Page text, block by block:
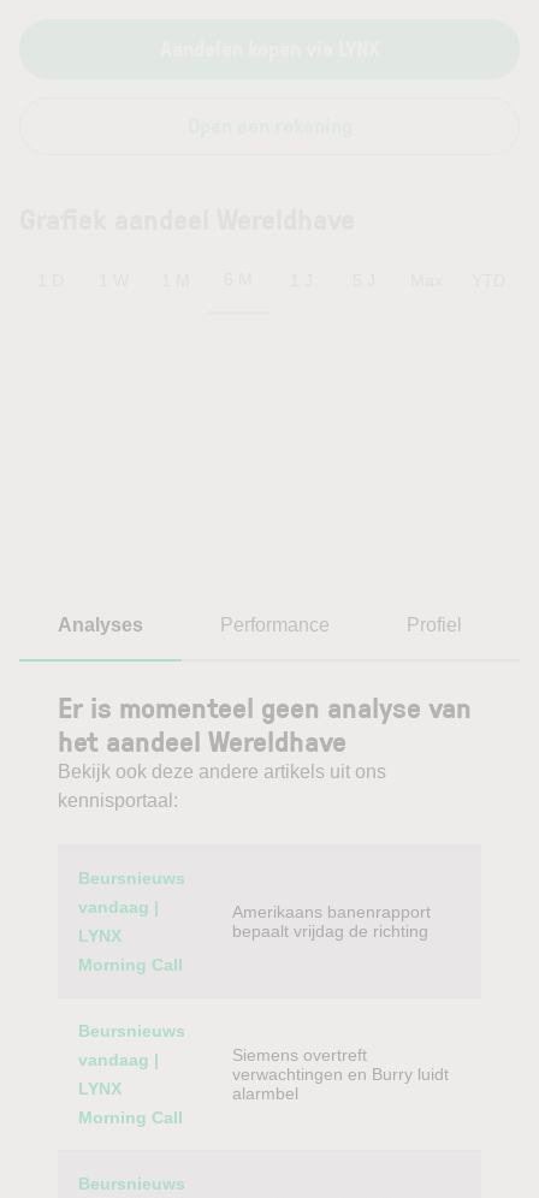
Analyses Performance Profiel
Er is momenteel geen analyse van
het aandeel Wereldhave
Bekijk ook deze andere artikels uit ons
kennisportaal:
Category
Beursnieuws
vandaag |
LYNX
Morning Call
Amerikaans banenrapport
bepaalt vrijdag de richting
Beursnieuws
vandaag |
LYNX
Morning Call
Siemens overtreft
verwachtingen en Burry luidt
alarmbel
Beursnieuws